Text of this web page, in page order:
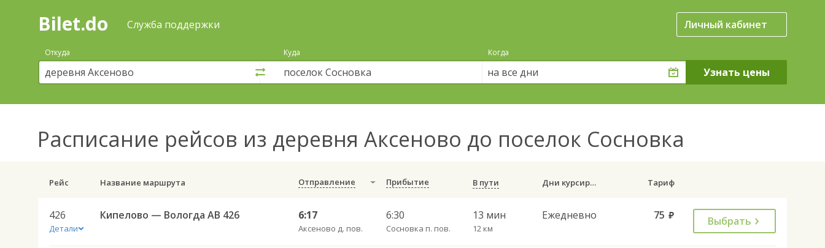
Поиск
покупка
билетов
автобус
онлайн
Bilet.do Служба поддержки Личный кабинет
Откуда Куда Когда
на все дни
Расписание рейсов из деревня Аксеново до поселок Сосновка
Рейс Название маршрута Отправление Прибытие В пути Дни курсирования Тариф
426
Детали
Кипелово — Вологда АВ 426 6:17
Аксеново д. пов.
6:30
Сосновка п. пов.
13 мин
12 км
Ежедневно 75 руб. Выбрать